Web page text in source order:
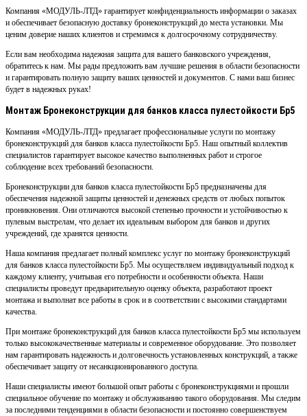
Компания «МОДУЛЬ-ЛТД» гарантирует конфиденциальность информации о заказах
и обеспечивает безопасную доставку бронеконструкций до места установки. Мы
ценим доверие наших клиентов и стремимся к долгосрочному сотрудничеству.
Если вам необходима надежная защита для вашего банковского учреждения,
обратитесь к нам. Мы рады предложить вам лучшие решения в области безопасности
и гарантировать полную защиту ваших ценностей и документов. С нами ваш бизнес
будет в надежных руках!
Монтаж Бронеконструкции для банков класса пулестойкости Бр5
Компания «МОДУЛЬ-ЛТД» предлагает профессиональные услуги по монтажу
бронеконструкций для банков класса пулестойкости Бр5. Наш опытный коллектив
специалистов гарантирует высокое качество выполненных работ и строгое
соблюдение всех требований безопасности.
Бронеконструкции для банков класса пулестойкости Бр5 предназначены для
обеспечения надежной защиты ценностей и денежных средств от любых попыток
проникновения. Они отличаются высокой степенью прочности и устойчивостью к
пулевым выстрелам, что делает их идеальным выбором для банков и других
учреждений, где хранятся ценности.
Наша компания предлагает полный комплекс услуг по монтажу бронеконструкций
для банков класса пулестойкости Бр5. Мы осуществляем индивидуальный подход к
каждому клиенту, учитывая его потребности и особенности объекта. Наши
специалисты проведут предварительную оценку объекта, разработают проект
монтажа и выполнат все работы в срок и в соответствии с высокими стандартами
качества.
При монтаже бронеконструкций для банков класса пулестойкости Бр5 мы используем
только высококачественные материалы и современное оборудование. Это позволяет
нам гарантировать надежность и долговечность установленных конструкций, а также
обеспечивает защиту от несанкционированного доступа.
Наши специалисты имеют большой опыт работы с бронеконструкциями и прошли
специальное обучение по монтажу и обслуживанию такого оборудования. Мы следим
за последними тенденциями в области безопасности и постоянно совершенствуем